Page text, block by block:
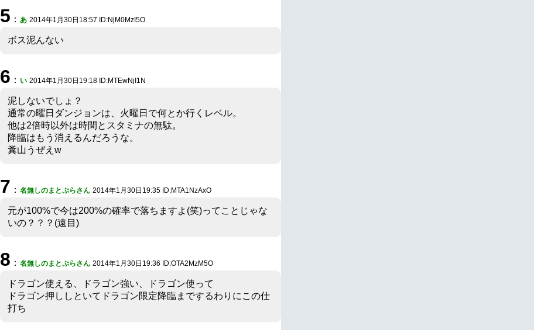
5 ： あ 2014年1月30日18:57 ID:NjM0MzI5O
ボス泥んない
6 ： い 2014年1月30日19:18 ID:MTEwNjI1N
泥しないでしょ？
通常の曜日ダンジョンは、火曜日で何とか行くレベル。
他は2倍時以外は時間とスタミナの無駄。
降臨はもう消えるんだろうな。
糞山うぜえw
7 ： 名無しのまとぷらさん 2014年1月30日19:35 ID:MTA1NzAxO
元が100%で今は200%の確率で落ちますよ(笑)ってことじゃな
いの？？？(遠目)
8 ： 名無しのまとぷらさん 2014年1月30日19:36 ID:OTA2MzM5O
ドラゴン使える、ドラゴン強い、ドラゴン使って
ドラゴン押ししといてドラゴン限定降臨までするわりにこの仕
打ち